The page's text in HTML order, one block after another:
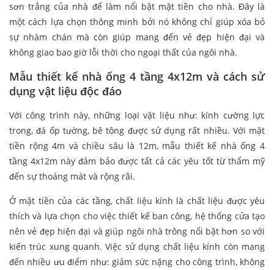
sơn trắng của nhà để làm nổi bật mặt tiền cho nhà. Đây là
một cách lựa chọn thông minh bởi nó không chỉ giúp xóa bỏ
sự nhàm chán mà còn giúp mang đến vẻ đẹp hiện đại và
không giao bao giờ lỗi thời cho ngoại thất của ngôi nhà.
Mẫu thiết kế nhà ống 4 tầng 4x12m và cách sử
dụng vật liệu độc đáo
Với công trình này, những loại vật liệu như: kính cường lực
trong, đá ốp tường, bê tông được sử dụng rất nhiều. Với mặt
tiền rộng 4m và chiều sâu là 12m, mẫu thiết kế nhà ống 4
tầng 4x12m này đảm bảo được tất cả các yêu tốt từ thẩm mỹ
đến sự thoáng mát và rộng rãi.
Ở mặt tiền của các tầng, chất liệu kính là chất liệu được yêu
thích và lựa chọn cho việc thiết kế ban công, hệ thống cửa tạo
nên vẻ đẹp hiện đại và giúp ngôi nhà trông nổi bật hơn so với
kiến trúc xung quanh. Việc sử dụng chất liệu kính còn mang
đến nhiều ưu điểm như: giảm sức nặng cho công trình, không